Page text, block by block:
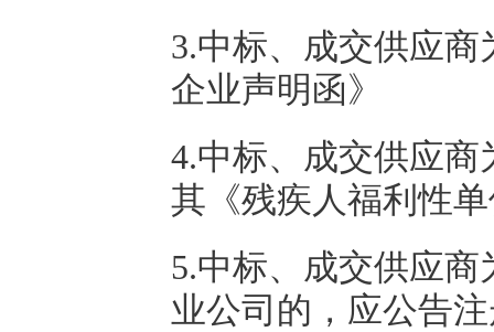
3.中标、成交供应
企业声明函》
4.中标、成交供应
其《残疾人福利性
5.中标、成交供应
业公司的，应公告